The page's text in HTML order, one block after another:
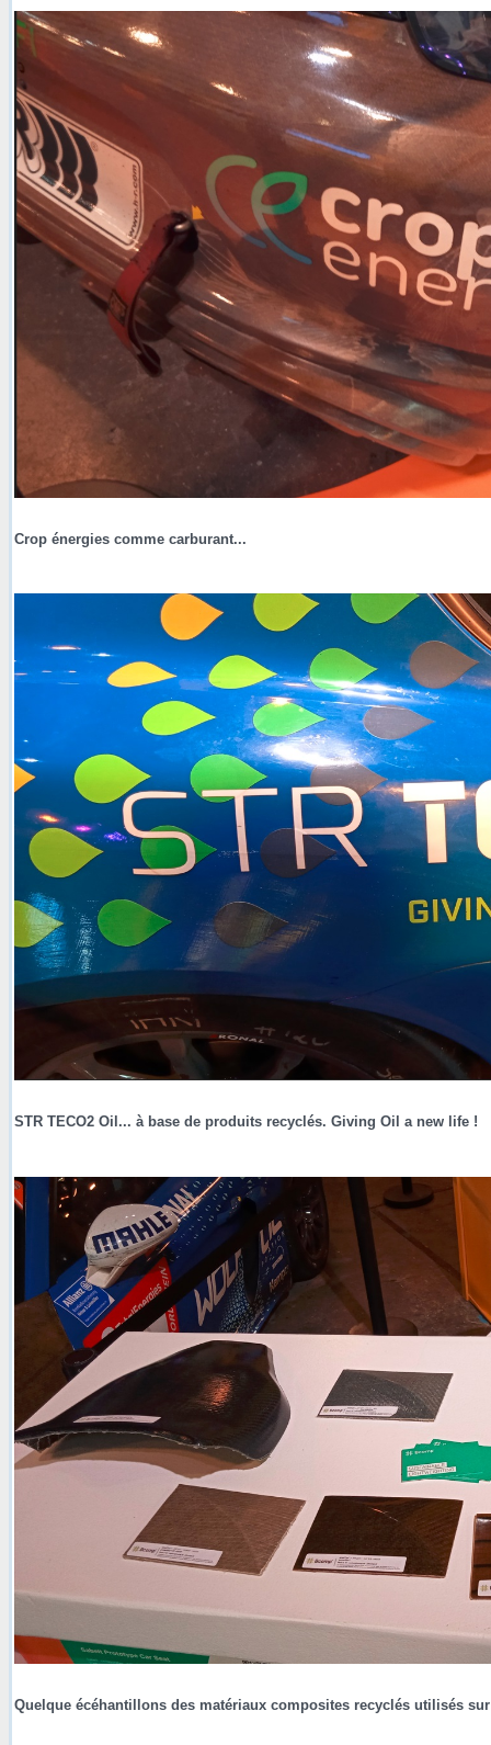
Crop énergies comme carburant...
STR TECO2 Oil... à base de produits recyclés. Giving Oil a new life !
Quelque écéhantillons des matériaux composites recyclés utilisés